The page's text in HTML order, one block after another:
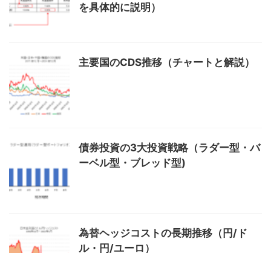
を具体的に説明）
主要国のCDS推移（チャートと解説）
債券投資の3大投資戦略（ラダー型・バ
ーベル型・ブレッド型)
為替ヘッジコストの長期推移（円/ド
ル・円/ユーロ）